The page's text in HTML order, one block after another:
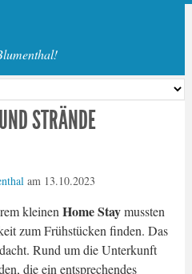
STRÄNDE
am 13.10.2023
kleinen Home Staymussten
zum Frühstücken finden. Das
Rund um die Unterkunft
die ein entsprechendes